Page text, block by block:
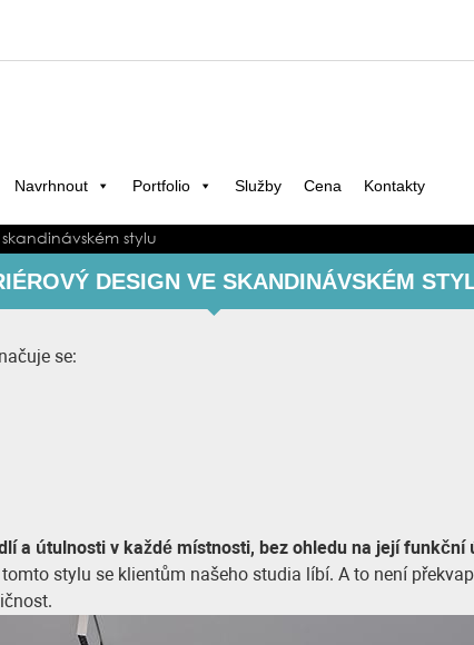
Navrhnout Portfolio Služby Cena Kontakty
stylu
DESIGN VE SKANDINÁVSKÉM
se:
a útulnosti v každé místnosti, bez ohledu na její funkční
stylu se klientům našeho studia líbí. A to není